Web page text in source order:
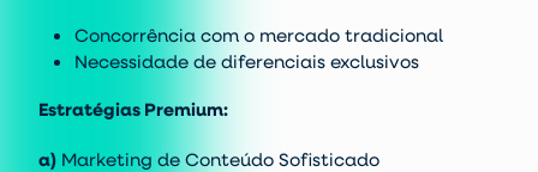
Concorrência com o mercado tradicional
Necessidade de diferenciais exclusivos
Estratégias Premium:
a) Marketing de Conteúdo Sofisticado